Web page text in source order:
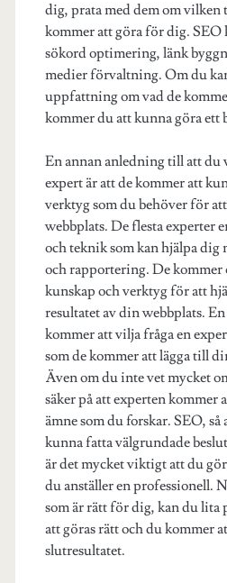
dig, prata med dem om vilken
kommer att göra för dig. SEO
sökord optimering, länk
medier förvaltning. Om du
uppfattning om vad de
kommer du att kunna göra ett
En annan anledning till att du
expert är att de kommer att
verktyg som du behöver för
webbplats. De flesta experter
och teknik som kan hjälpa dig
och rapportering. De kommer
kunskap och verktyg för att
resultatet av din webbplats.
kommer att vilja fråga en
som de kommer att lägga till
Även om du inte vet mycket
säker på att experten kommer
ämne som du forskar. SEO,
kunna fatta välgrundade
är det mycket viktigt att du
du anställer en professionell.
som är rätt för dig, kan du lita
att göras rätt och du kommer
slutresultatet.